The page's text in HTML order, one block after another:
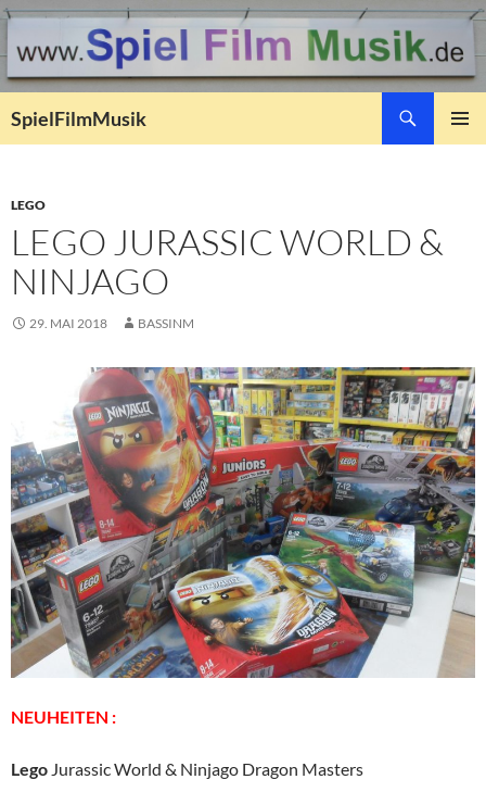
SpielFilmMusik
LEGO
LEGO JURASSIC WORLD &
NINJAGO
29. MAI 2018 BASSINM
NEUHEITEN :
Lego Jurassic World & Ninjago Dragon Masters